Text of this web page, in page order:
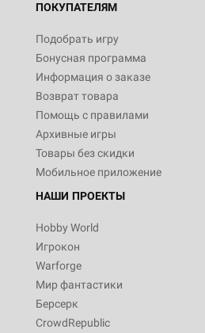
ПОКУПАТЕЛЯМ
Подобрать игру
Бонусная программа
Информация о заказе
Возврат товара
Помощь с правилами
Архивные игры
Товары без скидки
Мобильное приложение
НАШИ ПРОЕКТЫ
Hobby World
Игрокон
Warforge
Мир фантастики
Берсерк
CrowdRepublic